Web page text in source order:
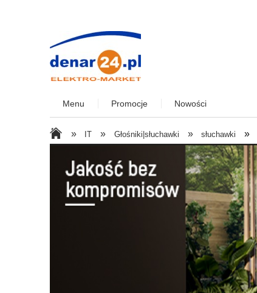
Menu Promocje Nowości
» IT » Głośniki|słuchawki » słuchawki »